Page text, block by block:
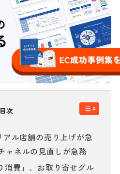
目次
ル店舗の売り上げが急
ャネルの見直しが急務
消費」、お取り寄せグル